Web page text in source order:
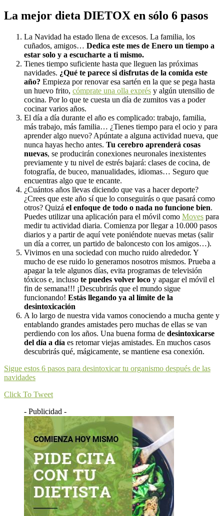
La mejor dieta DIETOX en sólo 6 pasos
La Navidad ha estado llena de excesos. La familia, los
cuñados, amigos… Dedica este mes de Enero un tiempo a
estar solo y a escucharte a ti mismo.
Tienes tiempo suficiente hasta que lleguen las próximas
navidades. ¿Qué te parece si disfrutas de la comida este
año? Empieza por renovar esa sartén en la que se pega hasta
un huevo frito, cómprate una olla exprés y algún utensilio de
cocina. Por lo que te cuesta un día de zumitos vas a poder
cocinar varios años.
El día a día durante el año es complicado: trabajo, familia,
más trabajo, más familia… ¿Tienes tiempo para el ocio y para
aprender algo nuevo? Apúntate a alguna actividad nueva, que
nunca hayas hecho antes. Tu cerebro aprenderá cosas
nuevas, se producirán conexiones neuronales inexistentes
previamente y tu nivel de estrés bajará: clases de cocina, de
fotografía, de buceo, manualidades, idiomas… Seguro que
encuentras algo que te encante.
¿Cuántos años llevas diciendo que vas a hacer deporte?
¿Crees que este año sí que lo conseguirás o que pasará como
otros? Quizá el enfoque de todo o nada no funcione bien.
Puedes utilizar una aplicación para el móvil como Moves para
medir tu actividad diaria. Comienza por llegar a 10.000 pasos
diarios y a partir de aquí vete poniéndote nuevas metas (salir
un día a correr, un partido de baloncesto con los amigos…).
Vivimos en una sociedad con mucho ruido alrededor. Y
mucho de ese ruido lo generamos nosotros mismos. Prueba a
apagar la tele algunos días, evita programas de televisión
tóxicos e, incluso te puedes volver loco y apagar el móvil el
fin de semana!!! ¡Descubrirás que el mundo sigue
funcionando! Estás llegando ya al límite de la
desintoxicación
A lo largo de nuestra vida vamos conociendo a mucha gente y
entablando grandes amistades pero muchas de ellas se van
perdiendo con los años. Una buena forma de desintoxicarse
del día a día es retomar viejas amistades. En muchos casos
descubrirás qué, mágicamente, se mantiene esa conexión.
Sigue estos 6 pasos para desintoxicar tu organismo después de las
navidades
Click To Tweet
- Publicidad -